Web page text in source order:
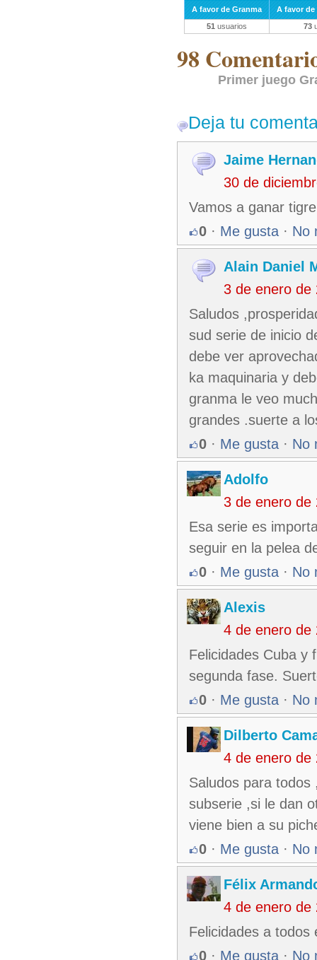
A favor de Granma
A favor de
51 usuarios 73
98
Primer juego
Deja tu
Jaime
30 de
Vamos a ganar tigre
0 · Me gusta · No
Alain Daniel
3 de enero de
Saludos
sud serie de inicio
debe ver
ka maquinaria y
granma le veo
grandes .suerte a
0 · Me gusta · No
Adolfo
3 de enero de
Esa serie es
seguir en la pelea
0 · Me gusta · No
Alexis
4 de enero de
Felicidades Cuba y
segunda fase.
0 · Me gusta · No
Dilberto
4 de enero de
Saludos para
subserie ,si le dan
viene bien a su
0 · Me gusta · No
Félix
4 de enero de
Felicidades a todos
0 · Me gusta · No